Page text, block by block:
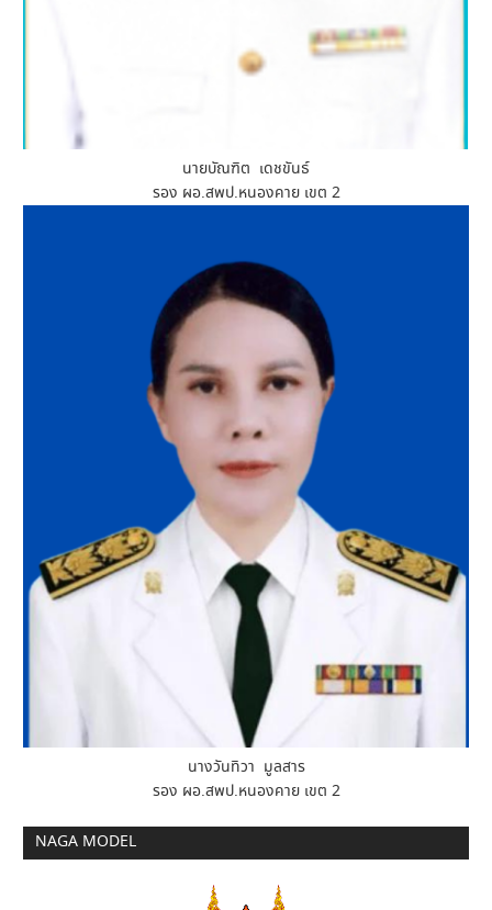
นายบัณฑิต เดชขันธ์
รอง ผอ.สพป.หนองคาย เขต 2
นางวันทิวา มูลสาร
รอง ผอ.สพป.หนองคาย เขต 2
NAGA MODEL